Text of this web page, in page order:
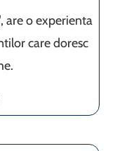
, are o experienta
care doresc